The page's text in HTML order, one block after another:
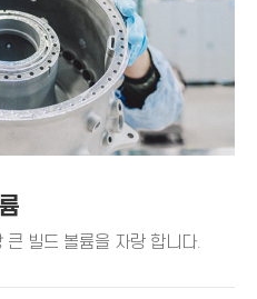
큰 빌드 볼륨을 자랑 합니다.